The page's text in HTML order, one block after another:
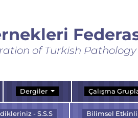
of Turkish Pathology
Dergiler Çalışma
- S.S.S Bilimsel